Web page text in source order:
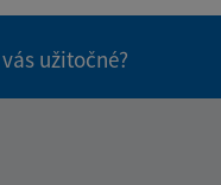
užitočné?